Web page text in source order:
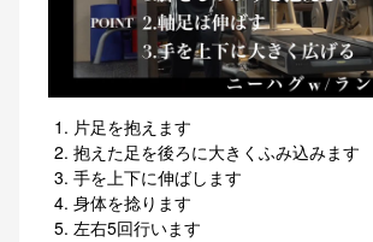
片足を抱えます
抱えた足を後ろに大きくふみ込みます
手を上下に伸ばします
身体を捻ります
左右5回行います